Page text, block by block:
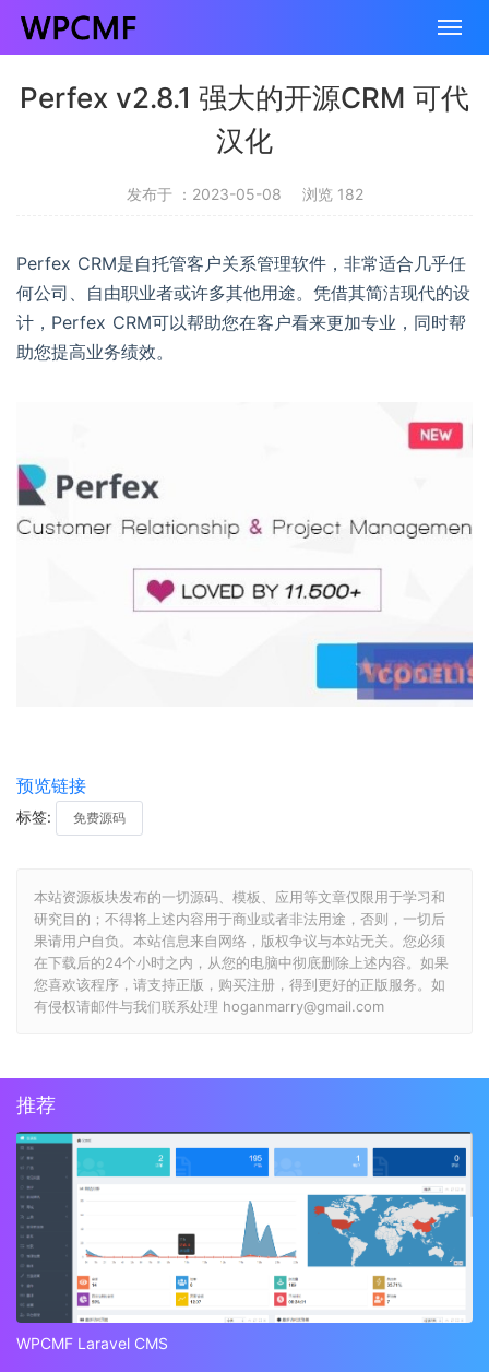
Perfex v2.8.1 强大的开源CRM 可代
汉化
发布于 ：2023-05-08 浏览 182
Perfex CRM是自托管客户关系管理软件，非常适合几乎任
何公司、自由职业者或许多其他用途。凭借其简洁现代的设
计，Perfex CRM可以帮助您在客户看来更加专业，同时帮
助您提高业务绩效。
预览链接
标签: 免费源码
本站资源板块发布的一切源码、模板、应用等文章仅限用于学习和
研究目的；不得将上述内容用于商业或者非法用途，否则，一切后
果请用户自负。本站信息来自网络，版权争议与本站无关。您必须
在下载后的24个小时之内，从您的电脑中彻底删除上述内容。如果
您喜欢该程序，请支持正版，购买注册，得到更好的正版服务。如
有侵权请邮件与我们联系处理 hoganmarry@gmail.com
推荐
WPCMF Laravel CMS